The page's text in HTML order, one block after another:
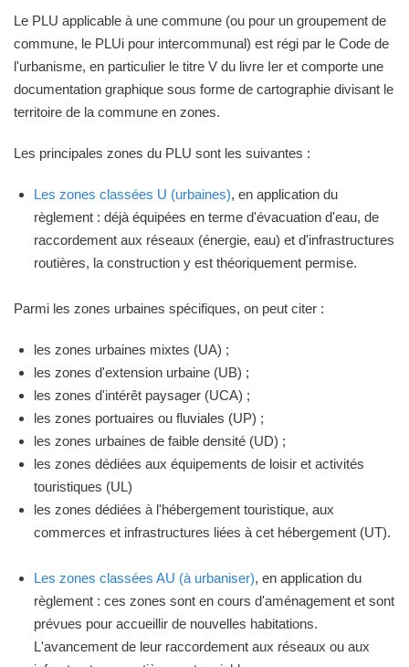
Le PLU applicable à une commune (ou pour un groupement de
commune, le PLUi pour intercommunal) est régi par le Code de
l'urbanisme, en particulier le titre V du livre Ier et comporte une
documentation graphique sous forme de cartographie divisant le
territoire de la commune en zones.
Les principales zones du PLU sont les suivantes :
Les zones classées U (urbaines), en application du
règlement : déjà équipées en terme d'évacuation d'eau, de
raccordement aux réseaux (énergie, eau) et d'infrastructures
routières, la construction y est théoriquement permise.
Parmi les zones urbaines spécifiques, on peut citer :
les zones urbaines mixtes (UA) ;
les zones d'extension urbaine (UB) ;
les zones d'intérêt paysager (UCA) ;
les zones portuaires ou fluviales (UP) ;
les zones urbaines de faible densité (UD) ;
les zones dédiées aux équipements de loisir et activités
touristiques (UL)
les zones dédiées à l'hébergement touristique, aux
commerces et infrastructures liées à cet hébergement (UT).
Les zones classées AU (à urbaniser), en application du
règlement : ces zones sont en cours d'aménagement et sont
prévues pour accueillir de nouvelles habitations.
L'avancement de leur raccordement aux réseaux ou aux